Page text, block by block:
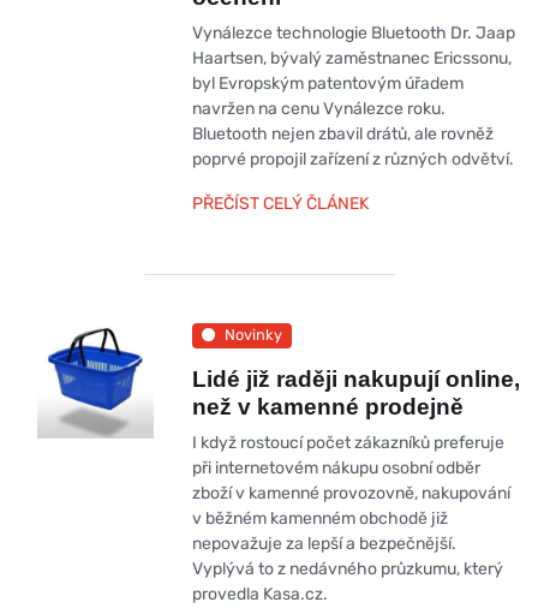
Vynálezce technologie Bluetooth Dr. Jaap
Haartsen, bývalý zaměstnanec Ericssonu,
byl Evropským patentovým úřadem
navržen na cenu Vynálezce roku.
Bluetooth nejen zbavil drátů, ale rovněž
poprvé propojil zařízení z různých odvětví.
PŘEČÍST CELÝ ČLÁNEK
Novinky
Lidé již raději nakupují online,
než v kamenné prodejně
I když rostoucí počet zákazníků preferuje
při internetovém nákupu osobní odběr
zboží v kamenné provozovně, nakupování
v běžném kamenném obchodě již
nepovažuje za lepší a bezpečnější.
Vyplývá to z nedávného průzkumu, který
provedla Kasa.cz.